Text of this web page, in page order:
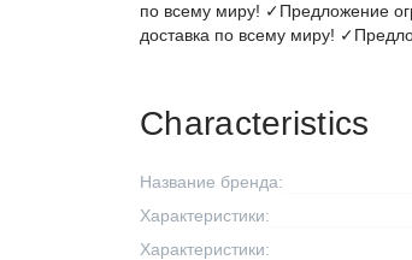
Characteristics
Название бренда:
Характеристики:
Характеристики:
по всему миру! ✓Предложение
доставка по всему миру!